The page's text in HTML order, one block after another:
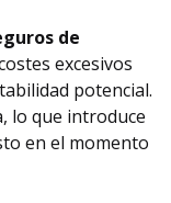
de
excesivos
potencial.
lo que introduce
en el momento